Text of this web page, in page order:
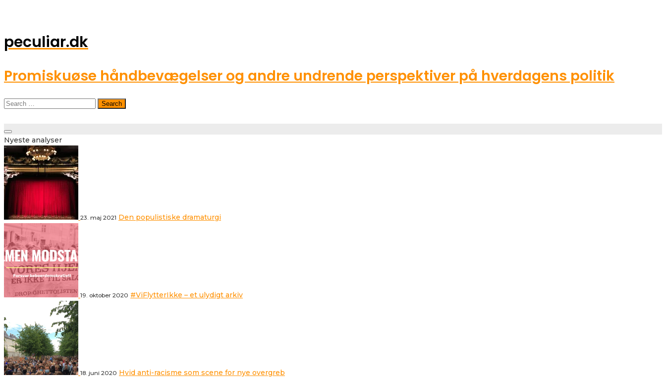
peculiar.dk
Promiskuøse håndbevægelser og andre undrende perspektiver på hverdagens politik
Search
Toggle
navigation
Nyeste analyser
23. maj 2021 Den populistiske dramaturgi
19. oktober 2020 #ViFlytterIkke – et ulydigt arkiv
18. juni 2020 Hvid anti-racisme som scene for nye overgreb